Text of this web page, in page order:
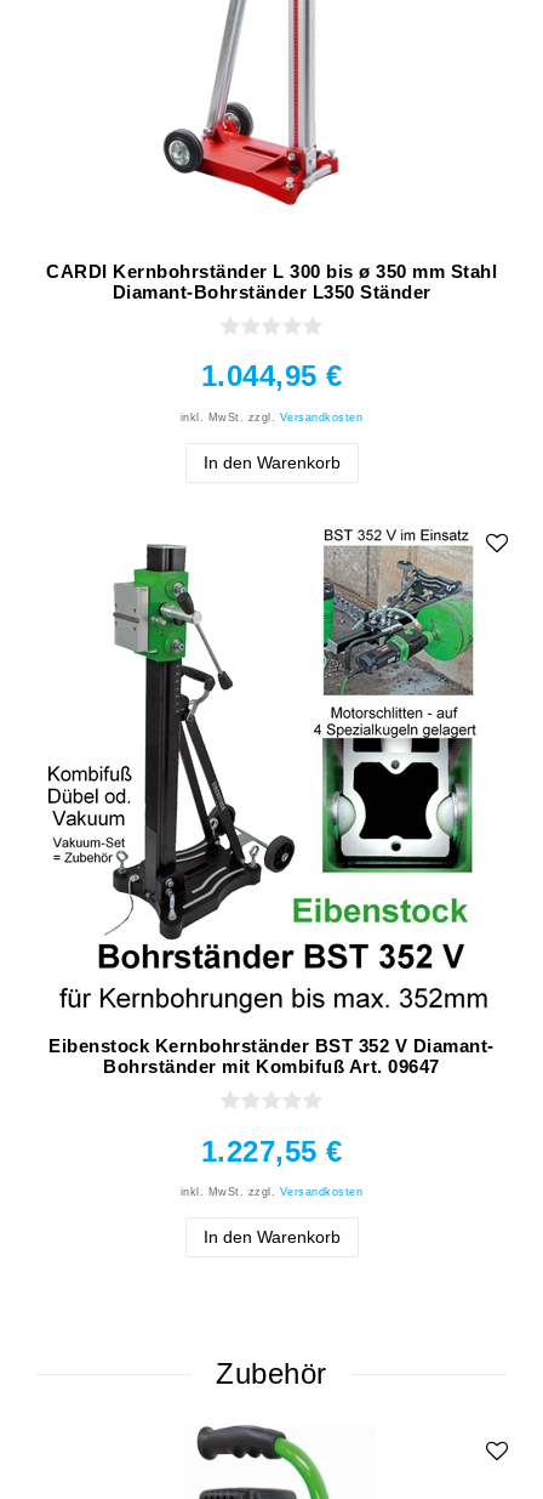
CARDI Kernbohrständer L 300 bis ø 350 mm Stahl
Diamant-Bohrständer L350 Ständer
1.044,95 €
inkl. MwSt. zzgl. Versandkosten
In den Warenkorb
Eibenstock Kernbohrständer BST 352 V Diamant-
Bohrständer mit Kombifuß Art. 09647
1.227,55 €
inkl. MwSt. zzgl. Versandkosten
In den Warenkorb
Zubehör